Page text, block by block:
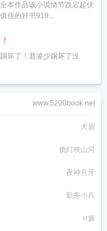
本作品该小说情节跌宕起伏
佳的好书919...
坏了！君凌少踢坏了没
www.5200book.net
犬眉
挑灯映山河
夜神月牙
勤务小兵
rr旖